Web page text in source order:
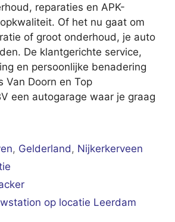
reparaties en APK-
Of het nu gaat om
of groot onderhoud, je auto
De klantgerichte service,
en persoonlijke benadering
Van Doorn en Top
een autogarage waar je graag
, Gelderland, Nijkerkerveen
op locatie Leerdam